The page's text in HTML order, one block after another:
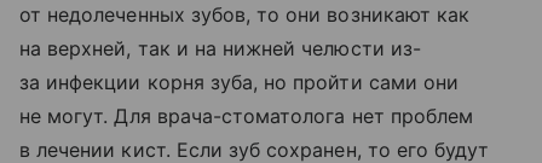
от недолеченных зубов, то они возникают как
на верхней, так и на нижней челюсти из-
за инфекции корня зуба, но пройти сами они
не могут. Для врача-стоматолога нет проблем
в лечении кист. Если зуб сохранен, то его будут